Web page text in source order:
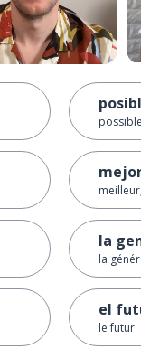
la
la
el
le futur